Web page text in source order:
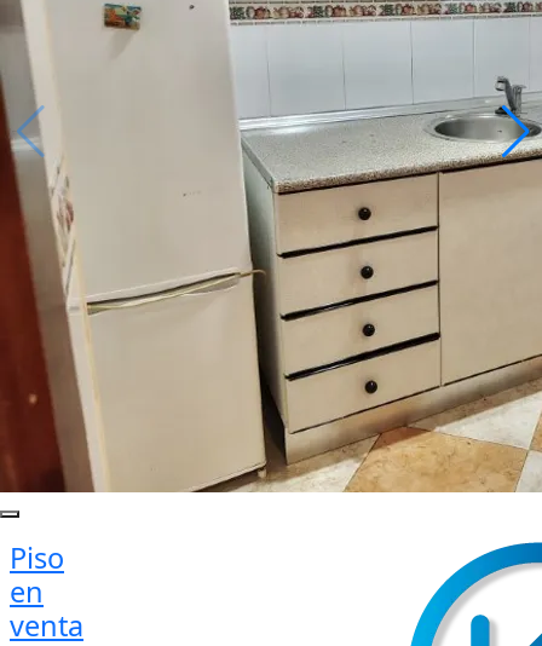
Piso
en
venta